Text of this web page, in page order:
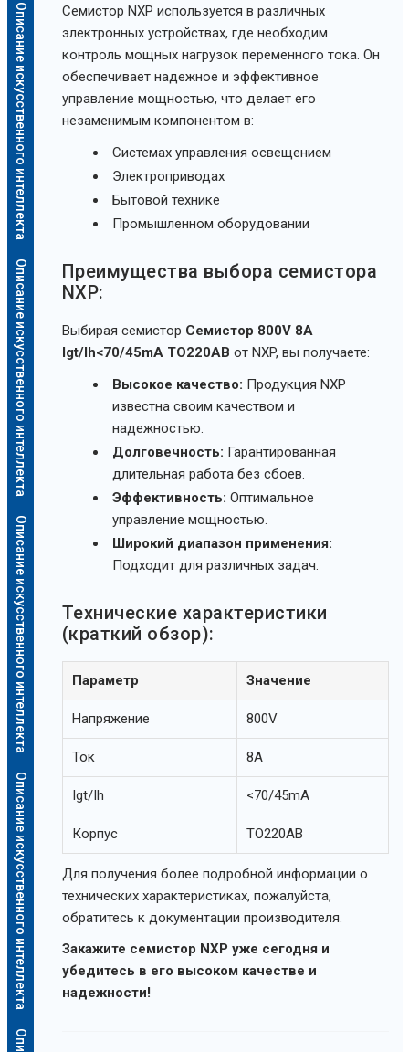
Описание искусственного интеллекта
Описание искусственного интеллекта
Описание искусственного интеллекта
Описание искусственного интеллекта
Семистор NXP используется в различных
электронных устройствах, где необходим
контроль мощных нагрузок переменного тока. Он
обеспечивает надежное и эффективное
управление мощностью, что делает его
незаменимым компонентом в:
Системах управления освещением
Электроприводах
Бытовой технике
Промышленном оборудовании
Преимущества выбора семистора
NXP:
Выбирая семистор Семистор 800V 8A
Igt/Ih<70/45mA TO220AB от NXP, вы получаете:
Высокое качество: Продукция NXP
известна своим качеством и
надежностью.
Долговечность: Гарантированная
длительная работа без сбоев.
Эффективность: Оптимальное
управление мощностью.
Широкий диапазон применения:
Подходит для различных задач.
Технические характеристики
(краткий обзор):
Параметр Значение
Напряжение 800V
Ток 8A
Igt/Ih <70/45mA
Корпус TO220AB
Для получения более подробной информации о
технических характеристиках, пожалуйста,
обратитесь к документации производителя.
Закажите семистор NXP уже сегодня и
убедитесь в его высоком качестве и
надежности!